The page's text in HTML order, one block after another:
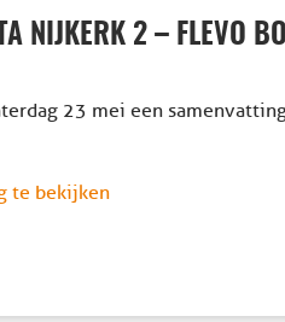
NIJKERK 2 – FLEVO
23 mei een
te bekijken